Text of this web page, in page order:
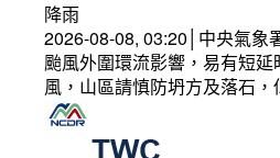
降雨
2026-08-08, 03:20│中央氣象
颱風外圍環流影響，易有短
風，山區請慎防坍方及落石，